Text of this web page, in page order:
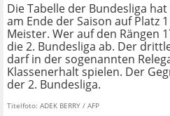
Die Tabelle der Bundesliga
am Ende der Saison auf Platz
Meister. Wer auf den Rängen
die 2. Bundesliga ab. Der
darf in der sogenannten
Klassenerhalt spielen. Der
der 2. Bundesliga.
Titelfoto: ADEK BERRY / AFP